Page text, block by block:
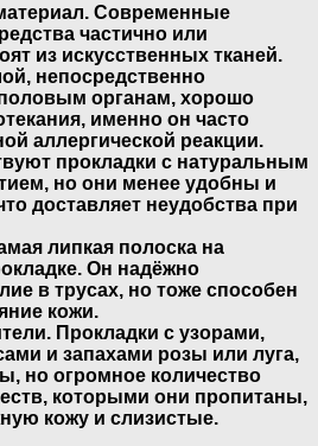
Современные
частично или
из искусственных тканей.
непосредственно
органам, хорошо
именно он часто
аллергической реакции.
прокладки с натуральным
но они менее удобны и
доставляет неудобства при
липкая полоска на
Он надёжно
в трусах, но тоже способен
кожи.
Прокладки с узорами,
и запахами розы или луга,
но огромное количество
которыми они пропитаны,
кожу и слизистые.